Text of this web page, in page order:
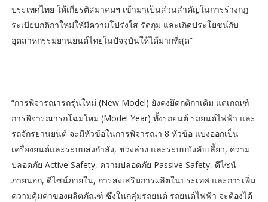
ประเทศไทย ให้เกียรติสมาคมฯ เข้ามาเป็นส่วนสำคัญในการร่างกฎ
ระเบียบกติกาใหม่ให้มีความโปร่งใส รัดกุม และเกิดประโยชน์กับ
อุตสาหกรรมยานยนต์ไทยในปัจจุบันให้ได้มากที่สุด”
“การพิจารณารถรุ่นใหม่ (New Model) ยังคงยึดกติกาเดิม แต่เกณฑ์
การพิจารณารถโฉมใหม่ (Model Year) ทั้งรถยนต์ รถยนต์ไฟฟ้า และ
รถจักรยานยนต์ จะมีหัวข้อในการพิจารณา 8 หัวข้อ แบ่งออกเป็น
เครื่องยนต์และระบบส่งกำลัง, ช่วงล่าง และระบบบังคับเลี้ยว, ความ
ปลอดภัย Active Safety, ความปลอดภัย Passive Safety, ดีไซน์
ภายนอก, ดีไซน์ภายใน, การส่งเสริมการผลิตในประเทศ และการเพิ่ม
ความคุ้มค่าของผลิตภัณฑ์ ซึ่งในกลุ่มรถยนต์ รถยนต์ไฟฟ้า จะต้องได้